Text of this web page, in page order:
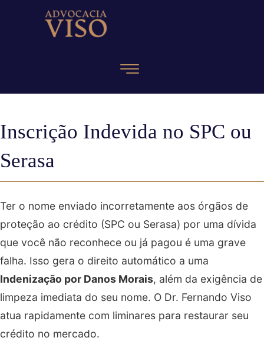
Inscrição Indevida no SPC ou
Serasa
Ter o nome enviado incorretamente aos órgãos de
proteção ao crédito (SPC ou Serasa) por uma dívida
que você não reconhece ou já pagou é uma grave
falha. Isso gera o direito automático a uma
Indenização por Danos Morais, além da exigência de
limpeza imediata do seu nome. O Dr. Fernando Viso
atua rapidamente com liminares para restaurar seu
crédito no mercado.